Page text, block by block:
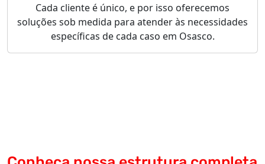
Cada cliente é único, e por isso oferecemos
soluções sob medida para atender às necessidades
específicas de cada caso em Osasco.